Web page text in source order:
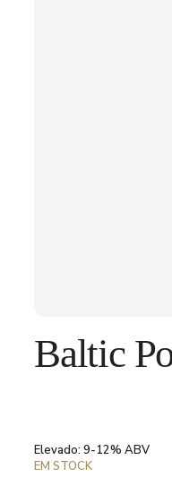
Baltic
Elevado: 9-12% ABV
EM STOCK